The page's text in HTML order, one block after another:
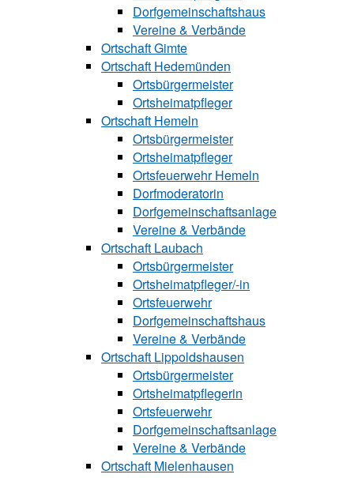
Dorfgemeinschaftshaus
Vereine & Verbände
Ortschaft Gimte
Ortschaft Hedemünden
Ortsbürgermeister
Ortsheimatpfleger
Ortschaft Hemeln
Ortsbürgermeister
Ortsheimatpfleger
Ortsfeuerwehr Hemeln
Dorfmoderatorin
Dorfgemeinschaftsanlage
Vereine & Verbände
Ortschaft Laubach
Ortsbürgermeister
Ortsheimatpfle‍ger/-in
Ortsfeuerwehr
Dorfgemeinschaftshaus
Vereine & Verbände
Ortschaft Lip‍polds‍hau‍sen
Ortsbürgermeister
Ortsheimatpflegerin
Ortsfeuerwehr
Dorfgemeinschaftsanlage
Vereine & Verbände
Ortschaft Mielenhausen